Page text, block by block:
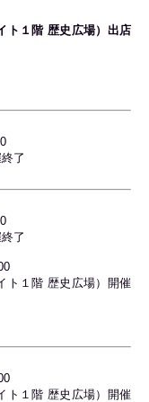
ト１階 歴史広場） 出店
了
了
ト１階 歴史広場）開催
ト１階 歴史広場）開催